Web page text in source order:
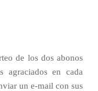
de los dos abonos
agraciados en cada
un e-mail con sus